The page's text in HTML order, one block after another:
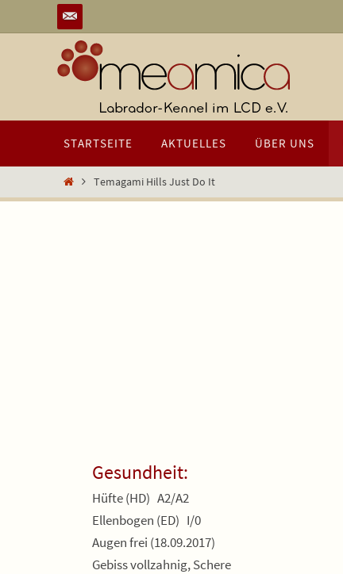
Inhalt
springen
STARTSEITE AKTUELLES ÜBER UNS
StartTemagami Hills Just Do It
Gesundheit:
Hüfte (HD) A2/A2
Ellenbogen (ED) I/0
Augen frei (18.09.2017)
Gebiss vollzahnig, Schere